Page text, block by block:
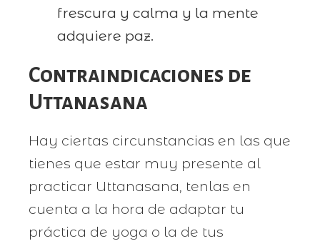
frescura y calma y la mente
adquiere paz.
Contraindicaciones de
Uttanasana
Hay ciertas circunstancias en las que
tienes que estar muy presente al
practicar Uttanasana, tenlas en
cuenta a la hora de adaptar tu
práctica de yoga o la de tus